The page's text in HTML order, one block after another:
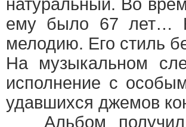
натуральный. Во
ему было 67 лет…
мелодию. Его стиль
На музыкальном
исполнение с
удавшихся джемов
Альбом получил